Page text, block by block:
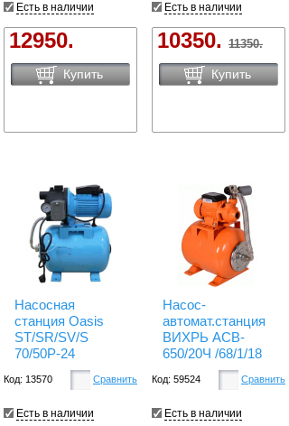
Есть в наличии
12950.
Купить
Есть в наличии
10350. 11350.
Купить
Насосная
станция Oasis
ST/SR/SV/S
70/50P-24
Код: 13570 Сравнить
Есть в наличии
Насос-
автомат.станция
ВИХРЬ АСВ-
650/20Ч /68/1/18
Код: 59524 Сравнить
Есть в наличии